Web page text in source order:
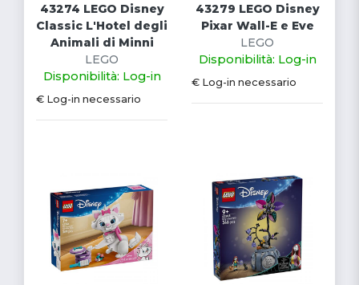
43274 LEGO Disney
Classic L'Hotel degli
Animali di Minni
LEGO
Disponibilità: Log-in
€ Log-in necessario
43279 LEGO Disney
Pixar Wall-E e Eve
LEGO
Disponibilità: Log-in
€ Log-in necessario